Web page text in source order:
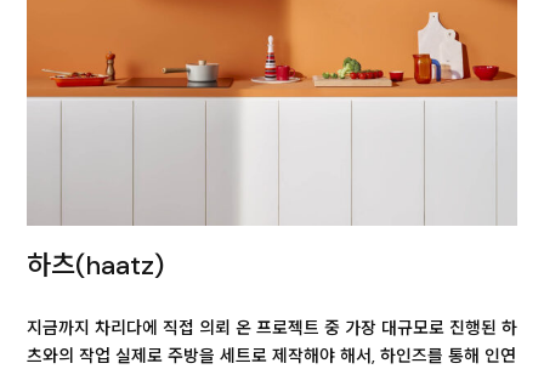
하츠(haatz)
지금까지 차리다에 직접 의뢰 온 프로젝트 중 가장 대규모로 진행된 하
츠와의 작업 실제로 주방을 세트로 제작해야 해서, 하인즈를 통해 인연